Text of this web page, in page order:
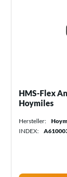
HMS-Flex
Hoymiles
Hersteller:
INDEX: